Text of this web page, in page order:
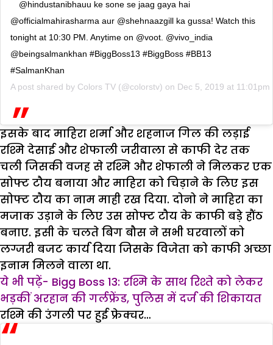
@hindustanibhauu ke sone se jaag gaya hai
@officialmahirasharma aur @shehnaazgill ka gussa! Watch this
tonight at 10:30 PM. Anytime on @voot. @vivo_india
@beingsalmankhan #BiggBoss13 #BiggBoss #BB13
#SalmanKhan
A post shared by Colors TV (@colorstv) on Dec 5, 2019 at 11:01pm
इसके बाद माहिरा शर्मा और शहनाज गिल की लड़ाई
रश्मि देसाई और शेफाली जरीवाला से काफी देर तक
चली जिसकी वजह से रश्मि और शेफाली ने मिलकर एक
सोफ्ट टौय बनाया और माहिरा को चिड़ाने के लिए इस
सोफ्ट टौय का नाम माही रख दिया. दोनो ने माहिरा का
मजाक उड़ाने के लिए उस सोफ्ट टौय के काफी बड़े हौंठ
बनाए. इसी के चलते बिग बौस ने सभी घरवालों को
लग्जरी बजट कार्य दिया जिसके विजेता को काफी अच्छा
इनाम मिलने वाला था.
ये भी पढ़ें- Bigg Boss 13: रश्मि के साथ रिश्ते को लेकर
भड़कीं अरहान की गर्लफ्रेंड, पुलिस में दर्ज की शिकायत
रश्मि की उंगली पर हुई फ्रेक्चर…